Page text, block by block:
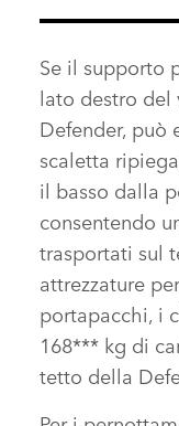
Se il supporto
lato destro del
Defender, può
scaletta
il basso dalla
consentendo
trasportati sul
attrezzature
portapacchi, i
168*** kg di
tetto della